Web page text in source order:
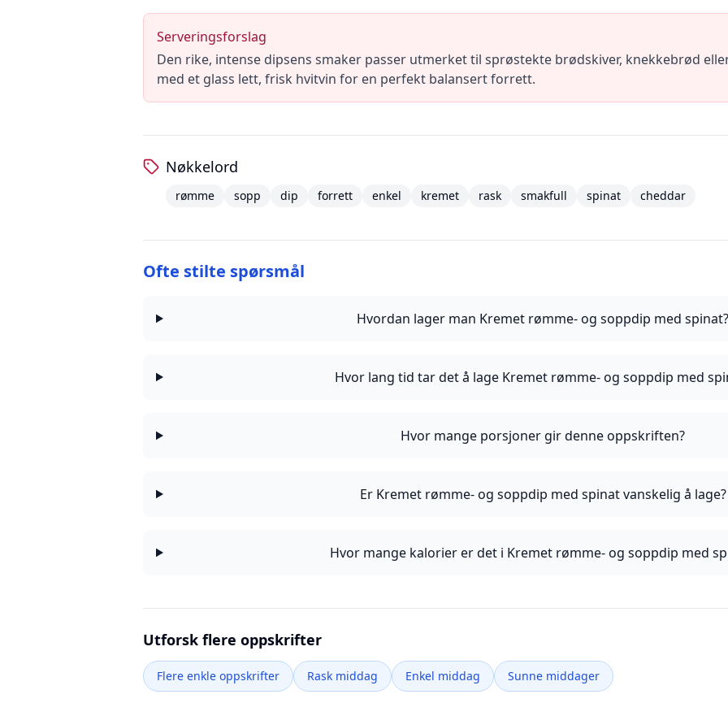
Serveringsforslag
Den rike, intense dipsens smaker passer utmerket til sprøstekte brødskiver, knekkebrød
med et glass lett, frisk hvitvin for en perfekt balansert forrett.
Nøkkelord
rømme sopp dip forrett enkel kremet rask smakfull spinat cheddar
Ofte stilte spørsmål
Hvordan lager man Kremet rømme- og soppdip med
Hvor lang tid tar det å lage Kremet rømme- og soppdip med
Hvor mange porsjoner gir denne oppskriften?
Er Kremet rømme- og soppdip med spinat vanskelig å lage?
Hvor mange kalorier er det i Kremet rømme- og soppdip med
Utforsk flere oppskrifter
Flere enkle oppskrifter Rask middag Enkel middag Sunne middager